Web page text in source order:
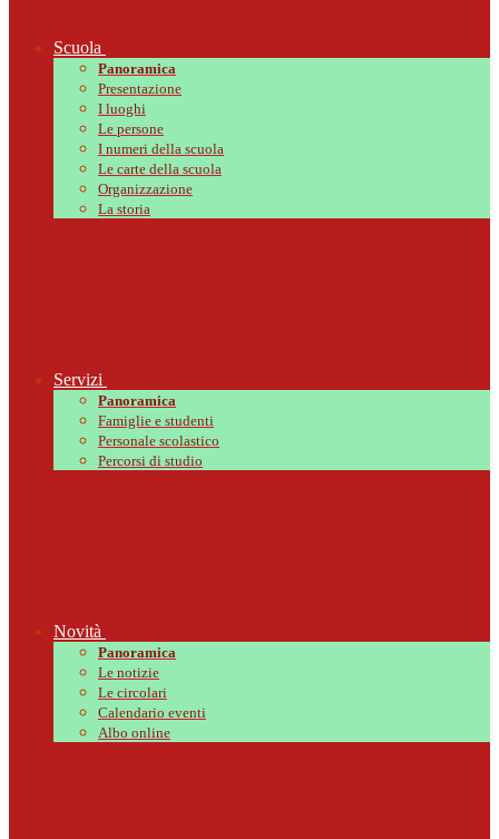
Scuola
Panoramica
Presentazione
I luoghi
Le persone
I numeri della scuola
Le carte della scuola
Organizzazione
La storia
Servizi
Panoramica
Famiglie e studenti
Personale scolastico
Percorsi di studio
Novità
Panoramica
Le notizie
Le circolari
Calendario eventi
Albo online